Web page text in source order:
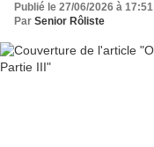
Publié le 27/06/2026 à 17:51
Par Senior Rôliste